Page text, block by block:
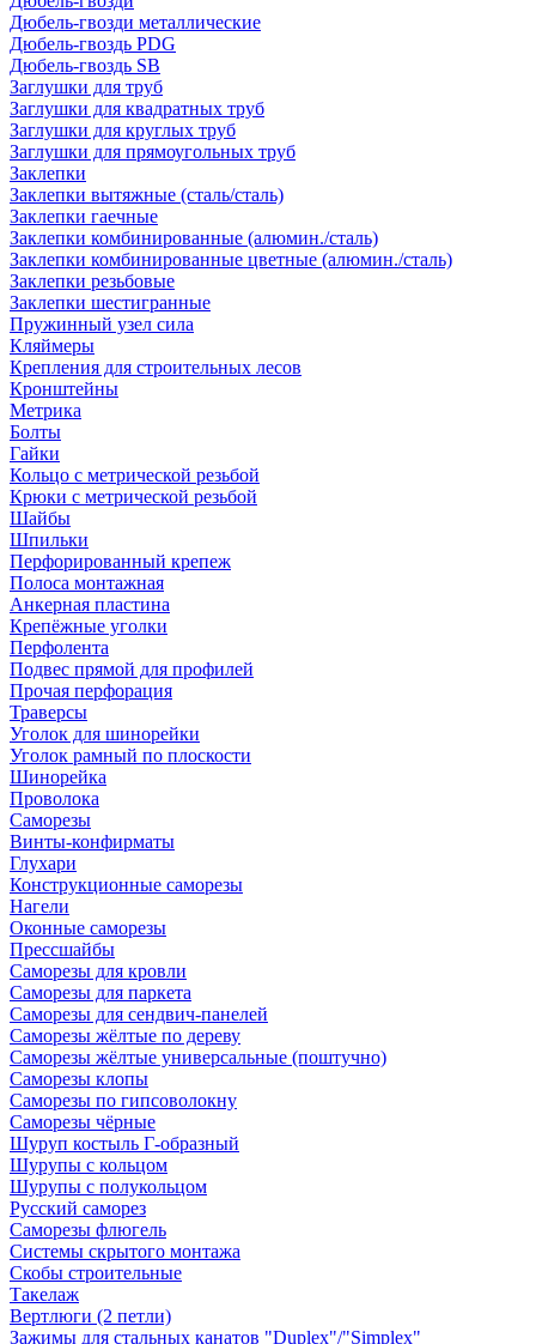
Дюбель-гвозди металлические
Дюбель-гвоздь PDG
Дюбель-гвоздь SB
Заглушки для труб
Заглушки для квадратных труб
Заглушки для круглых труб
Заглушки для прямоугольных труб
Заклепки
Заклепки вытяжные (сталь/сталь)
Заклепки гаечные
Заклепки комбинированные (алюмин./сталь)
Заклепки комбинированные цветные (алюмин./сталь)
Заклепки резьбовые
Заклепки шестигранные
Пружинный узел сила
Кляймеры
Крепления для строительных лесов
Кронштейны
Метрика
Болты
Гайки
Кольцо с метрической резьбой
Крюки с метрической резьбой
Шайбы
Шпильки
Перфорированный крепеж
Полоса монтажная
Анкерная пластина
Крепёжные уголки
Перфолента
Подвес прямой для профилей
Прочая перфорация
Траверсы
Уголок для шинорейки
Уголок рамный по плоскости
Шинорейка
Проволока
Саморезы
Винты-конфирматы
Глухари
Конструкционные саморезы
Нагели
Оконные саморезы
Прессшайбы
Саморезы для кровли
Саморезы для паркета
Саморезы для сендвич-панелей
Саморезы жёлтые по дереву
Саморезы жёлтые универсальные (поштучно)
Саморезы клопы
Саморезы по гипсоволокну
Саморезы чёрные
Шуруп костыль Г-образный
Шурупы с кольцом
Шурупы с полукольцом
Русский саморез
Саморезы флюгель
Системы скрытого монтажа
Скобы строительные
Такелаж
Вертлюги (2 петли)
Зажимы для стальных канатов "Duplex"/"Simplex"